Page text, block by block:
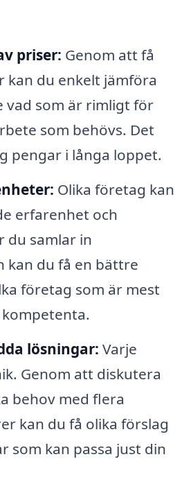
priser: Genom att få
du enkelt jämföra
vad som är rimligt för
som behövs. Det
pengar i långa loppet.
Olika företag kan
erfarenhet och
du samlar in
kan du få en bättre
företag som är mest
lösningar: Varje
Genom att diskutera
behov med flera
kan du få olika förslag
som kan passa just din